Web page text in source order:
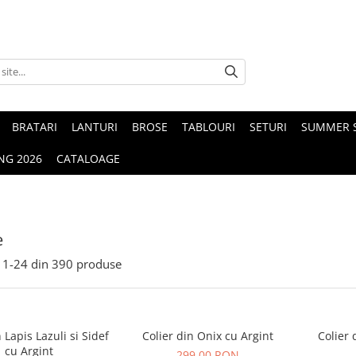
BRATARI LANTURI BROSE TABLOURI SETURI SUMMER
2026 CATALOAGE
1-24 din 390 produse
Lazuli si Sidef
cu Argint
Colier din Onix cu Argint
Colier